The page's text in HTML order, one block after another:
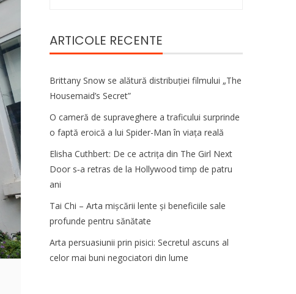
ARTICOLE RECENTE
Brittany Snow se alătură distribuției filmului „The
Housemaid’s Secret”
O cameră de supraveghere a traficului surprinde
o faptă eroică a lui Spider-Man în viața reală
Elisha Cuthbert: De ce actrița din The Girl Next
Door s‑a retras de la Hollywood timp de patru
ani
Tai Chi – Arta mișcării lente și beneficiile sale
profunde pentru sănătate
Arta persuasiunii prin pisici: Secretul ascuns al
celor mai buni negociatori din lume